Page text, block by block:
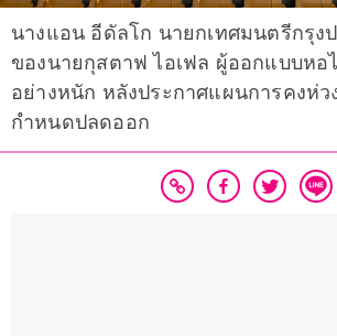
นางแอน อีดัลโก นายกเทศมนตรีกรุง
ของนายกุสตาฟ ไอเฟล ผู้ออกแบบหอ
อย่างหนัก หลังประกาศแผนการคงห่
กำหนดปลดออก